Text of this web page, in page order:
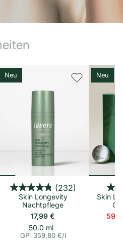
Neu
(232)
Skin Longevity
Nachtpflege
17,99 €
E
i
50.0 ml
GP: 359,80 €/
p
r
l
Neu
Skin